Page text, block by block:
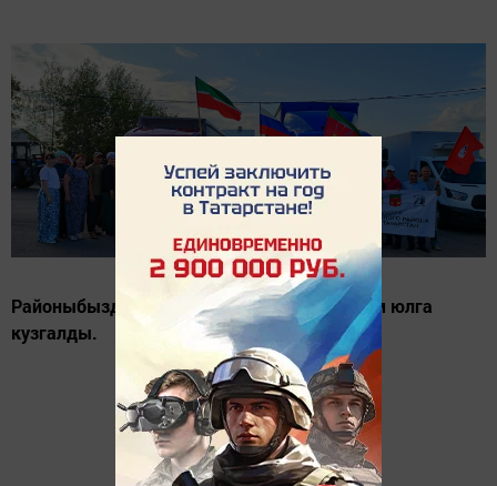
Районыбыздан чираттагы гуманитар ярдәм юлга
кузгалды.